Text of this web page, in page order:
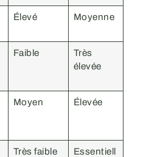
Élevé Moyenne
Faible
Très
élevée
Moyen Élevée
Très faible
Essentiell